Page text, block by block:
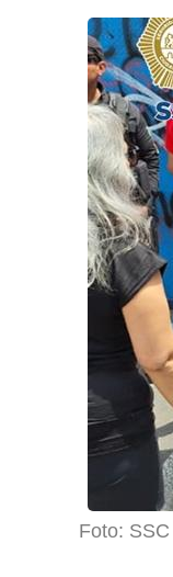
Foto: SSC